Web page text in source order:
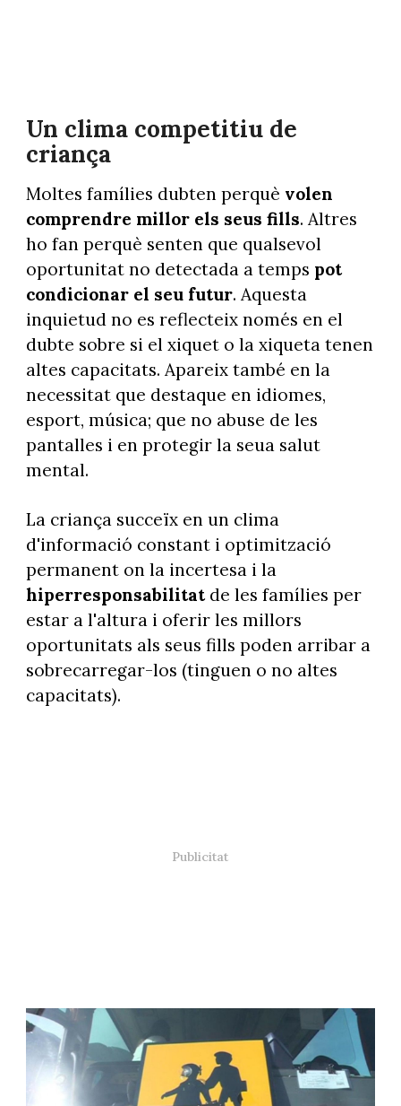
Un clima competitiu de
criança
Moltes famílies dubten perquè volen
comprendre millor els seus fills. Altres
ho fan perquè senten que qualsevol
oportunitat no detectada a temps pot
condicionar el seu futur. Aquesta
inquietud no es reflecteix només en el
dubte sobre si el xiquet o la xiqueta tenen
altes capacitats. Apareix també en la
necessitat que destaque en idiomes,
esport, música; que no abuse de les
pantalles i en protegir la seua salut
mental.
La criança succeïx en un clima
d'informació constant i optimització
permanent on la incertesa i la
hiperresponsabilitat de les famílies per
estar a l'altura i oferir les millors
oportunitats als seus fills poden arribar a
sobrecarregar-los (tinguen o no altes
capacitats).